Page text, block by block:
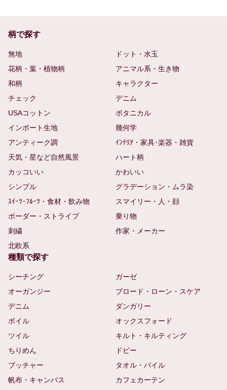
柄で探す
無地
ドット・水玉
花柄・葉・植物柄
アニマル系・生き物
和柄
キャラクター
チェック
デニム
USAコットン
ボタニカル
インポート生地
幾何学
アンティーク調
ｲﾝﾃﾘｱ・家具･楽器・雑貨
天気・星など自然風景
ハート柄
カッコいい
かわいい
シンプル
グラデーション・ムラ染
ｽｲｰﾂ･ﾌﾙｰﾂ・食材・飲み物
スマイリー・人・顔
ボーダー・ストライプ
乗り物
刺繍
作家・メーカー
北欧系
種類で探す
シーチング
ガーゼ
オーガンジー
ブロード・ローン・スケア
デニム
ダンガリー
ボイル
オックスフォード
ツイル
キルト・キルティング
ちりめん
ドビー
ブッチャー
タオル・パイル
帆布・キャンバス
カフェカーテン